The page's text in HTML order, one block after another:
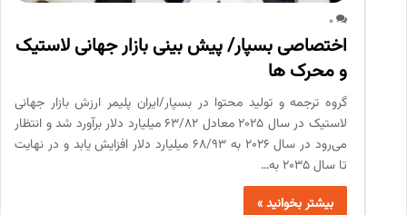
0
اختصاصی بسپار/ پیش بینی بازار جهانی لاستیک
و محرک ها
گروه ترجمه و تولید محتوا در بسپار/ایران پلیمر ارزش بازار جهانی
لاستیک در سال ۲۰۲۵ معادل ۶۳/۸۲ میلیارد دلار برآورد شد و انتظار
می‌رود در سال ۲۰۲۶ به ۶۸/۹۳ میلیارد دلار افزایش یابد و در نهایت
تا سال ۲۰۳۵ به…
بیشتر بخوانید »